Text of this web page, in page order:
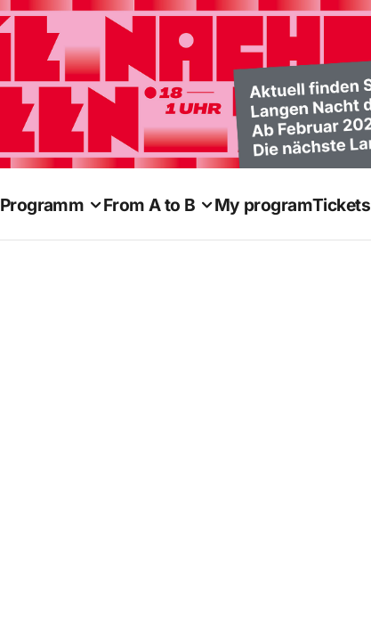
Programm From A to B My programTickets